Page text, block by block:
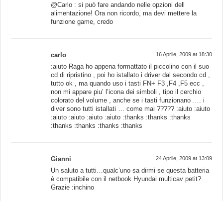
@Carlo : si può fare andando nelle opzioni dell
alimentazione! Ora non ricordo, ma devi mettere la
funzione game, credo
carlo 16 Aprile, 2009 at 18:30
:aiuto Raga ho appena formattato il piccolino con il suo
cd di ripristino , poi ho istallato i driver dal secondo cd ,
tutto ok , ma quando uso i tasti FN+ F3 ,F4 ,F5 ecc ,
non mi appare piu’ l’icona dei simboli , tipo il cerchio
colorato del volume , anche se i tasti funzionano …. i
diver sono tutti istallati … come mai ????? :aiuto :aiuto
:aiuto :aiuto :aiuto :aiuto :thanks :thanks :thanks
:thanks :thanks :thanks :thanks
Gianni 24 Aprile, 2009 at 13:09
Un saluto a tutti…qualc’uno sa dirmi se questa batteria
è compatibile con il netbook Hyundai multicav petit?
Grazie :inchino